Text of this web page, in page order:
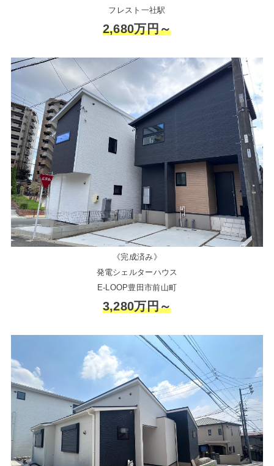
フレスト一社駅
2,680万円～
《完成済み》
発電シェルターハウス
E-LOOP豊田市前山町
3,280万円～